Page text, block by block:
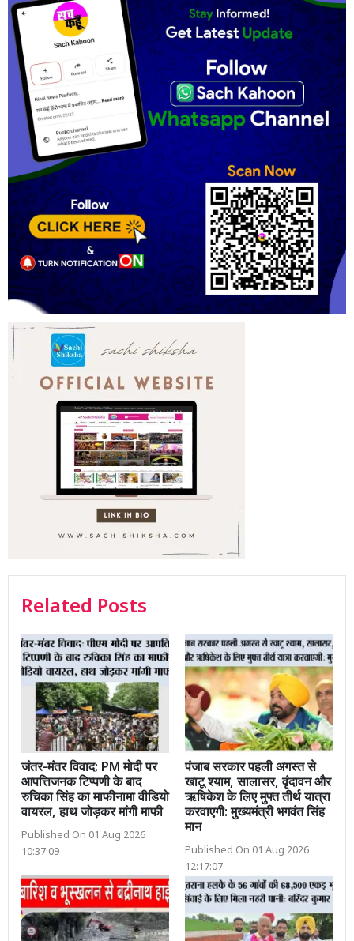
Related Posts
जंतर-मंतर विवाद: PM मोदी पर
आपत्तिजनक टिप्पणी के बाद
रुचिका सिंह का माफीनामा वीडियो
वायरल, हाथ जोड़कर मांगी माफी
Published On 01 Aug 2026
10:37:09
पंजाब सरकार पहली अगस्त से
खाटू श्याम, सालासर, वृंदावन और
ऋषिकेश के लिए मुफ्त तीर्थ यात्रा
करवाएगी: मुख्यमंत्री भगवंत सिंह
मान
Published On 01 Aug 2026
12:17:07